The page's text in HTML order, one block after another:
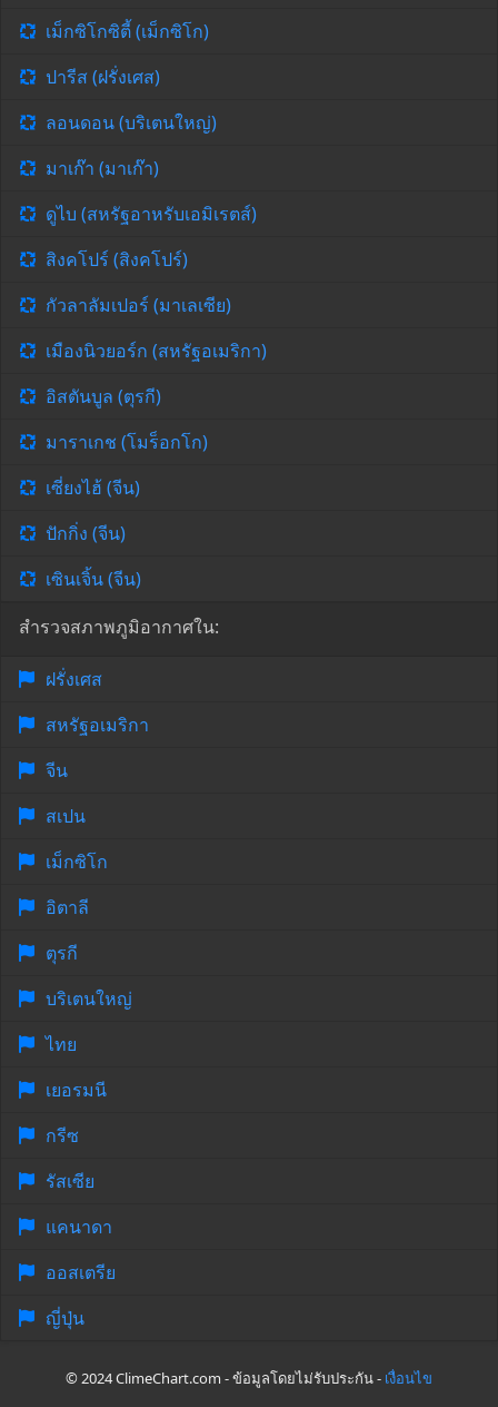
เม็กซิโกซิตี้ (เม็กซิโก)
ปารีส (ฝรั่งเศส)
ลอนดอน (บริเตนใหญ่)
มาเก๊า (มาเก๊า)
ดูไบ (สหรัฐอาหรับเอมิเรตส์)
สิงคโปร์ (สิงคโปร์)
กัวลาลัมเปอร์ (มาเลเซีย)
เมืองนิวยอร์ก (สหรัฐอเมริกา)
อิสตันบูล (ตุรกี)
มาราเกช (โมร็อกโก)
เซี่ยงไฮ้ (จีน)
ปักกิ่ง (จีน)
เซินเจิ้น (จีน)
สำรวจสภาพภูมิอากาศใน:
ฝรั่งเศส
สหรัฐอเมริกา
จีน
สเปน
เม็กซิโก
อิตาลี
ตุรกี
บริเตนใหญ่
ไทย
เยอรมนี
กรีซ
รัสเซีย
แคนาดา
ออสเตรีย
ญี่ปุ่น
© 2024 ClimeChart.com - ข้อมูลโดยไม่รับประกัน - เงื่อนไข